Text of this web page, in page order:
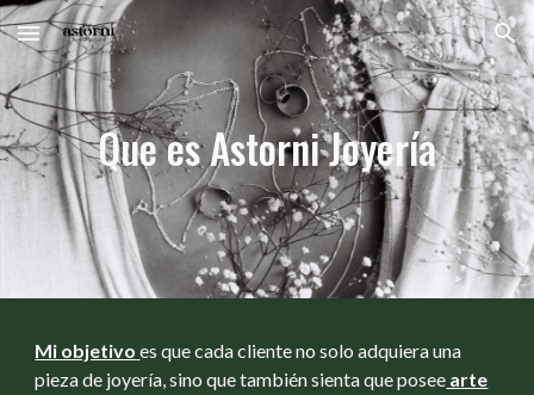
Skip to main content Skip to navigation
Que es Astorni Joyería
Mi objetivo es que cada cliente no solo adquiera una
pieza de joyería, sino que también sienta que posee arte